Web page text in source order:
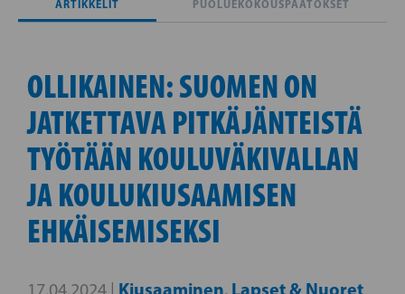
ARTIKKELIT PUOLUEKOKOUSPÄÄTÖKSET
OLLIKAINEN: SUOMEN ON
JATKETTAVA PITKÄJÄNTEISTÄ
TYÖTÄÄN KOULUVÄKIVALLAN
JA KOULUKIUSAAMISEN
EHKÄISEMISEKSI
17.04.2024 | Kiusaaminen, Lapset & Nuoret